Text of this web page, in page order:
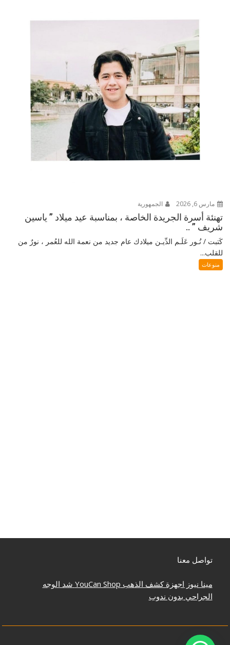
مارس 6, 2026 الجمهورية
تهنئة أسرة الجريدة الخاصة ، بمناسبة عيد ميلاد ” ياسين
شريف ” ..
كَتبت / نُـور عَلَـم الدِّيـن ميلادك عام جديد من نعمة الله للعُمر ، نورٌ من
للقلب...
منوعات
تواصل معنا
مينا نيوز اجهزة كشف الذهب YouCan Shop شد الوجه
الجراحي بدون ندوب